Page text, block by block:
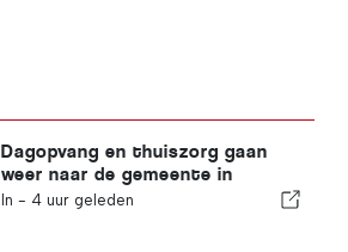
Dagopvang en thuiszorg gaan
weer naar de gemeente in
Portugal
In - 4 uur geleden